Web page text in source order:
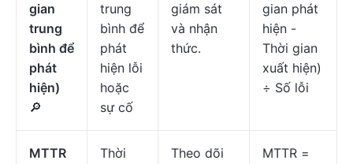
gian
trung
bình để
phát
hiện)
🔎
trung
bình để
phát
hiện lỗi
hoặc
sự cố
giám sát
và nhận
thức.
gian phát
hiện -
Thời gian
xuất hiện)
÷ Số lỗi
MTTR
Thời
Theo dõi
MTTR =